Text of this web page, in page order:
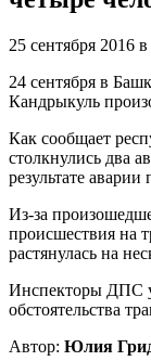
25 сентября 2016 в
24 сентября в
Кандрыкуль
Как сообщает
столкнулись два
результате
Из-за
происшествия на
растянулась на
Инспекторы ДПС
обстоятельства
Автор: Юлия